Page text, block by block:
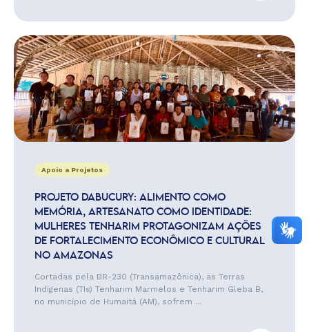
Apoio a Projetos
PROJETO DABUCURY: ALIMENTO COMO
MEMÓRIA, ARTESANATO COMO IDENTIDADE:
MULHERES TENHARIM PROTAGONIZAM AÇÕES
DE FORTALECIMENTO ECONÔMICO E CULTURAL
NO AMAZONAS
Cortadas pela BR-230 (Transamazônica), as Terras
Indígenas (TIs) Tenharim Marmelos e Tenharim Gleba B,
no município de Humaitá (AM), sofrem ...